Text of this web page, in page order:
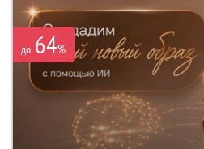
до 64%